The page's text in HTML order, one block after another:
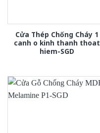
Cửa Thép Chống Cháy 1
canh o kinh thanh thoat
hiem-SGD